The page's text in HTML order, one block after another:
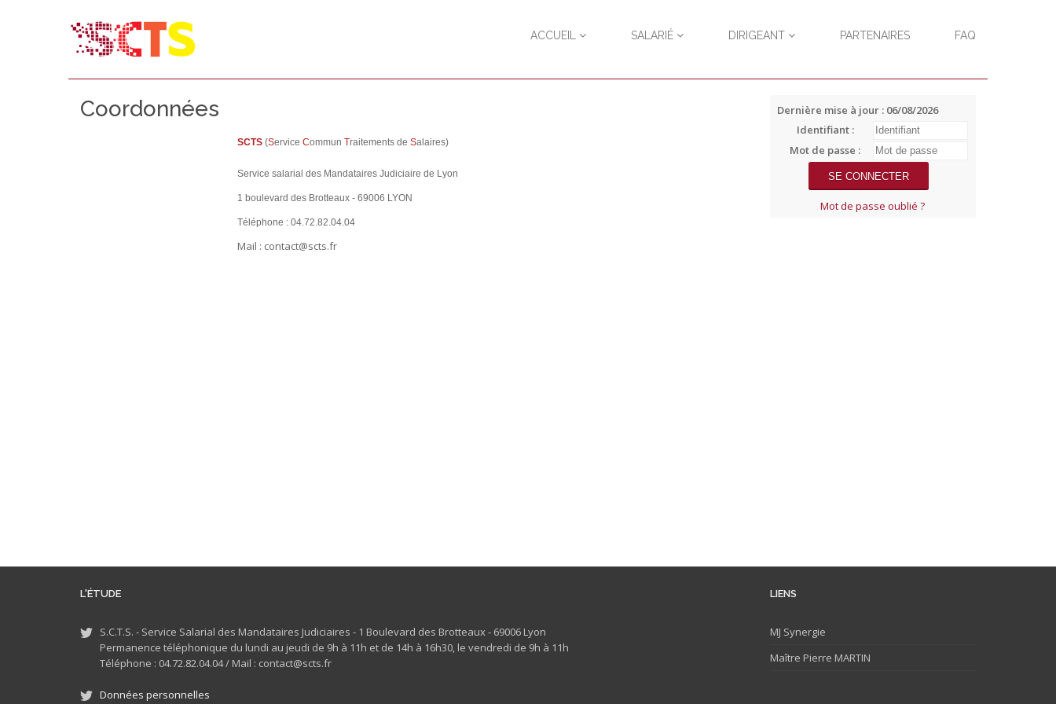
ACCUEIL SALARIÉ DIRIGEANT PARTENAIRES FAQ
Coordonnées
SCTS (Service Commun Traitements de Salaires)
Service salarial des Mandataires Judiciaire de Lyon
1 boulevard des Brotteaux - 69006 LYON
Téléphone : 04.72.82.04.04
Mail : contact@scts.fr
Dernière mise à jour : 06/08/2026
Identifiant :
Mot de passe :
Mot de passe oublié ?
L'ÉTUDE
S.C.T.S. - Service Salarial des Mandataires Judiciaires - 1 Boulevard des Brotteaux - 69006 Lyon
Permanence téléphonique du lundi au jeudi de 9h à 11h et de 14h à 16h30, le vendredi de 9h à 11h
Téléphone : 04.72.82.04.04 / Mail : contact@scts.fr
Données personnelles
LIENS
MJ Synergie
Maître Pierre MARTIN